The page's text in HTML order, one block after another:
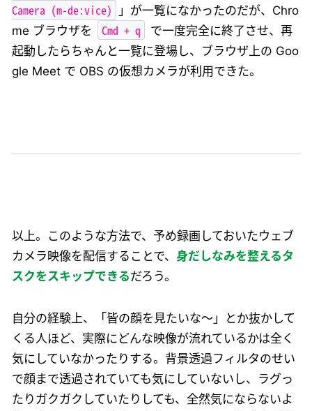
Camera (m-de:vice)
」が一覧になかったのだが、Chro
me ブラウザを
Cmd + q
で一度完全に終了させ、再
起動したらちゃんと一覧に登場し、ブラウザ上の Goo
gle Meet で OBS の仮想カメラが利用できた。
以上。このような方法で、予め録画しておいたウェブ
カメラ映像を配信することで、 身だしなみを整えるタ
スクをスキップできるだろう。
自分の経験上、「皆の顔を見たいな〜」とか抜かして
くる人ほど、実際にどんな映像が流れているかは全く
気にしていなかったりする。背景透過フィルタのせい
で顔まで透過されていても気にしていないし、ラグっ
たりガクガクしていたりしても、全然気にならないよ